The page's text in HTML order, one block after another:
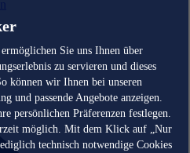
Sie uns Ihnen über
zu servieren und dieses
können wir Ihnen bei unseren
und passende Angebote anzeigen.
persönlichen Präferenzen festlegen.
möglich. Mit dem Klick auf „Nur
technisch notwendige Cookies